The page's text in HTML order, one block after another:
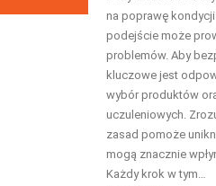
na poprawę
podejście może
problemów. Aby
kluczowe jest
wybór produktów
uczuleniowych.
zasad pomoże
mogą znacznie
Każdy krok w tym…